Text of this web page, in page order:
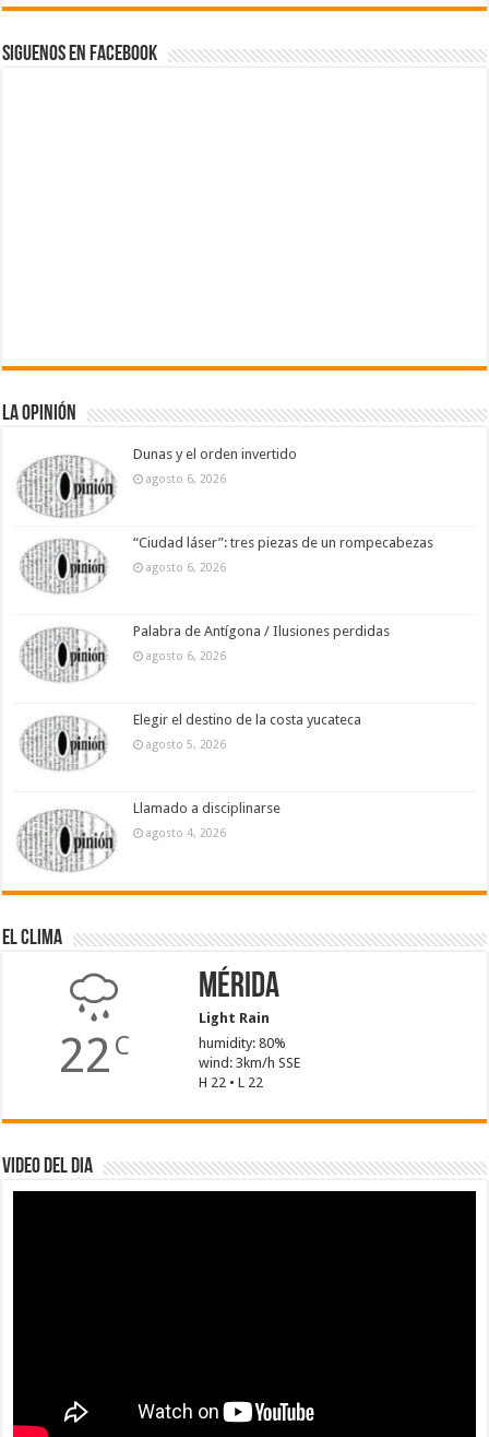
Siguenos en Facebook
La Opinión
Dunas y el orden invertido
agosto 6, 2026
“Ciudad láser”: tres piezas de un rompecabezas
agosto 6, 2026
Palabra de Antígona / Ilusiones perdidas
agosto 6, 2026
Elegir el destino de la costa yucateca
agosto 5, 2026
Llamado a disciplinarse
agosto 4, 2026
El Clima
22 C
Mérida
Light Rain
humidity: 80%
wind: 3km/h SSE
H 22 • L 22
Video del dia